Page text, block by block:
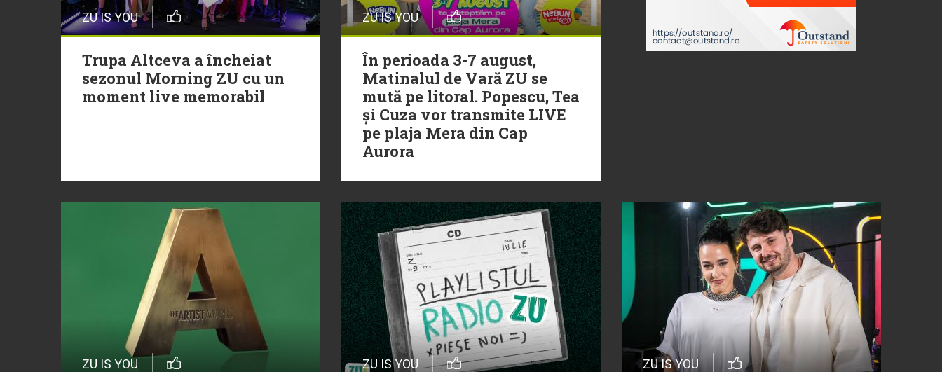
ZU IS YOU
Trupa Altceva a încheiat
sezonul Morning ZU cu un
moment live memorabil
ZU IS YOU
În perioada 3-7 august,
Matinalul de Vară ZU se
mută pe litoral. Popescu, Tea
și Cuza vor transmite LIVE
pe plaja Mera din Cap
Aurora
ZU IS YOU ZU IS YOU ZU IS YOU